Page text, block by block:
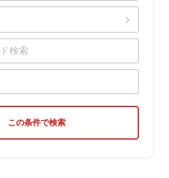
この条件で検索